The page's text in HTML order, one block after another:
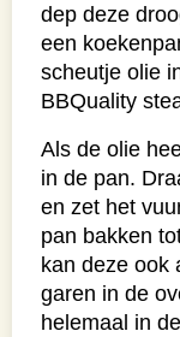
dep deze
een
scheutje olie
BBQuality
Als de olie
in de pan.
en zet het
pan bakken
kan deze ook
garen in de
helemaal in